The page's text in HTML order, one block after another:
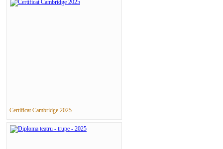
Certificat Cambridge 2025